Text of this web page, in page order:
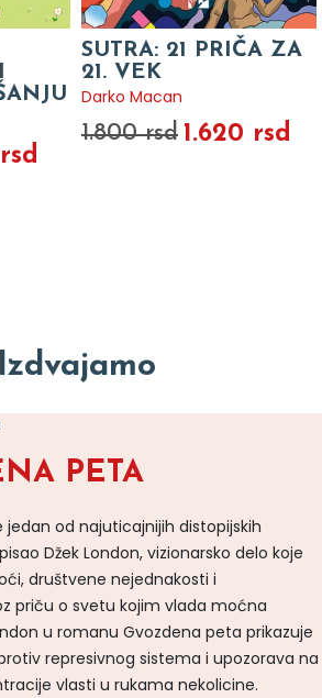
SUTRA: 21 PRIČA ZA
21. VEK
Darko Macan
1.800 rsd 1.620 rsd
Izdvajamo
PETA
jedan od najuticajnijih distopijskih
Džek London, vizionarsko delo koje
društvene nejednakosti i
priču o svetu kojim vlada moćna
u romanu Gvozdena peta prikazuje
represivnog sistema i upozorava na
vlasti u rukama nekolicine.